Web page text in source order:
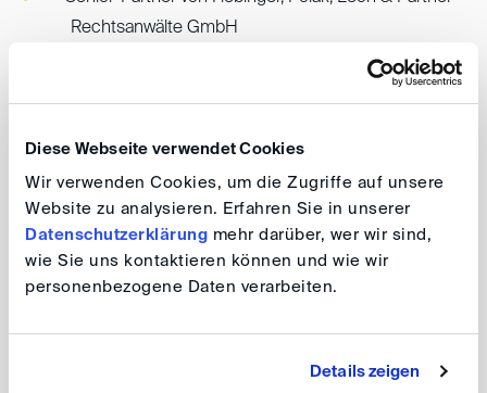
Diese Webseite verwendet Cookies
Wir verwenden Cookies, um die Zugriffe auf unsere
Website zu analysieren. Erfahren Sie in unserer
Datenschutzerklärung mehr darüber, wer wir sind,
wie Sie uns kontaktieren können und wie wir
personenbezogene Daten verarbeiten.
Details zeigen
Rechtsanwälte GmbH
Leiter des Bereichs Gerichts- und Internationale
Schiedsgerichtsverfahren
Österreichisches Mitglied des ICC
Schiedsgerichtshofs in Paris.
Schiedsgerichtliche Erfahrung
Als Schiedsrichter: Institutionelle Schiedsverfahren (ICC,